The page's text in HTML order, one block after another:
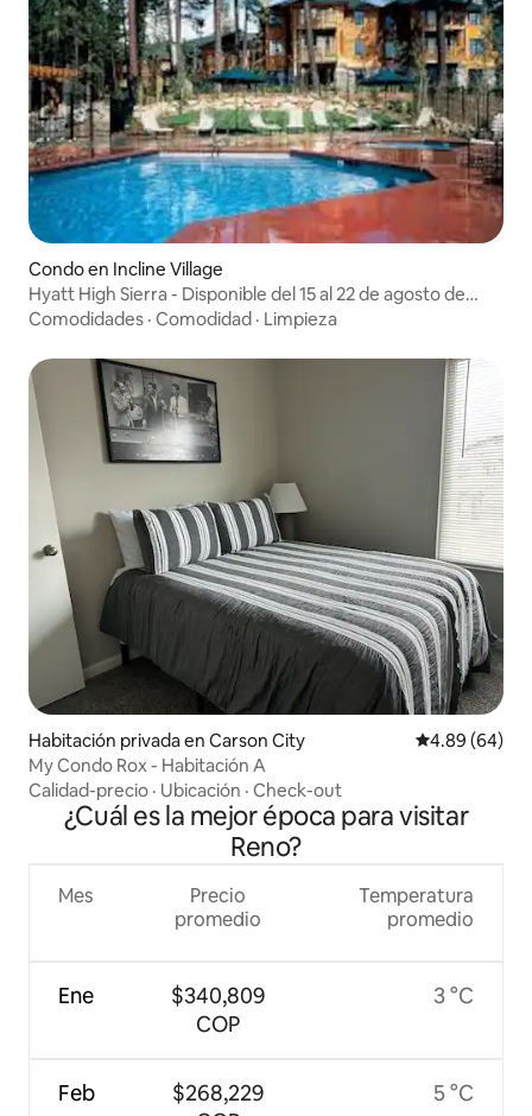
Condo en Incline Village
Hyatt High Sierra - Disponible del 15 al 22 de agosto de
2026
Comodidades · Comodidad · Limpieza
Habitación privada en Carson City Calificación
4.89 (64)
My Condo Rox - Habitación A
Calidad-precio · Ubicación · Check-out
¿Cuál es la mejor época para visitar
Reno?
Mes
Ene
Feb
Precio
promedio
$340,809
COP
$268,229
Temperatura
promedio
3 °C
5 °C